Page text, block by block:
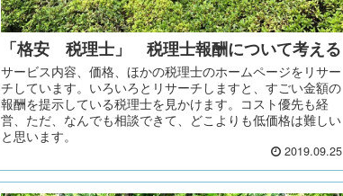
「格安 税理士」 税理士報酬について考える
サービス内容、価格、ほかの税理士のホームページをリサー
チしています。いろいろとリサーチしますと、すごい金額の
報酬を提示している税理士を見かけます。コスト優先も経
営、ただ、なんでも相談できて、どこよりも低価格は難しい
と思います。
2019.09.25